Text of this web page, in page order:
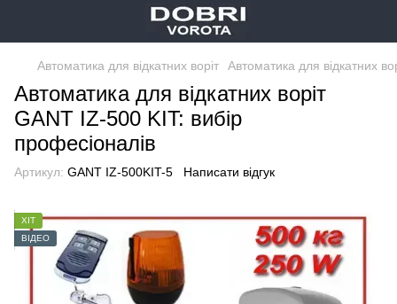
Автоматика для відкатних воріт Автоматика для відкатних
Автоматика для відкатних воріт
GANT IZ-500 KIT: вибір
професіоналів
Артикул: GANT IZ-500KIT-5 Написати відгук
ХІТ
ВІДЕО